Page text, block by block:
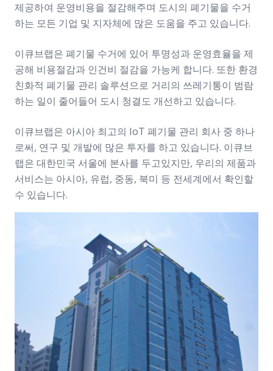
제공하여 운영비용을 절감해주며 도시의 폐기물을 수거
하는 모든 기업 및 지자체에 많은 도움을 주고 있습니다.
이큐브랩은 폐기물 수거에 있어 투명성과 운영효율을 제
공해 비용절감과 인건비 절감을 가능케 합니다. 또한 환경
친화적 폐기물 관리 솔루션으로 거리의 쓰레기통이 범람
하는 일이 줄어들어 도시 청결도 개선하고 있습니다.
이큐브랩은 아시아 최고의 IoT 폐기물 관리 회사 중 하나
로써, 연구 및 개발에 많은 투자를 하고 있습니다. 이큐브
랩은 대한민국 서울에 본사를 두고있지만, 우리의 제품과
서비스는 아시아, 유럽, 중동, 북미 등 전세계에서 확인할
수 있습니다.